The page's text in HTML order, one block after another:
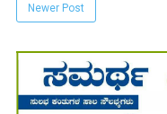
Newer Post